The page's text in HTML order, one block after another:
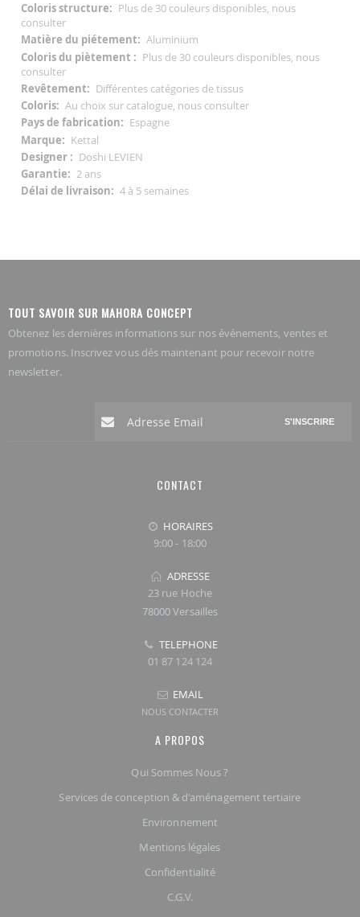
Plus de 30 couleurs disponibles, nous
consulter
Aluminium
Plus de 30 couleurs disponibles, nous
consulter
Différentes catégories de tissus
Au choix sur catalogue, nous consulter
Espagne
Kettal
Doshi LEVIEN
2 ans
4 à 5 semaines
TOUT SAVOIR SUR MAHORA CONCEPT
Obtenez les dernières informations sur nos événements, ventes et
promotions. Inscrivez vous dés maintenant pour recevoir notre
newsletter.
S'INSCRIRE
CONTACT
HORAIRES
9:00 - 18:00
ADRESSE
23 rue Hoche
78000 Versailles
TELEPHONE
01 87 124 124
EMAIL
NOUS CONTACTER
A PROPOS
Qui Sommes Nous ?
Services de conception & d'aménagement tertiaire
Environnement
Mentions légales
Confidentialité
C.G.V.